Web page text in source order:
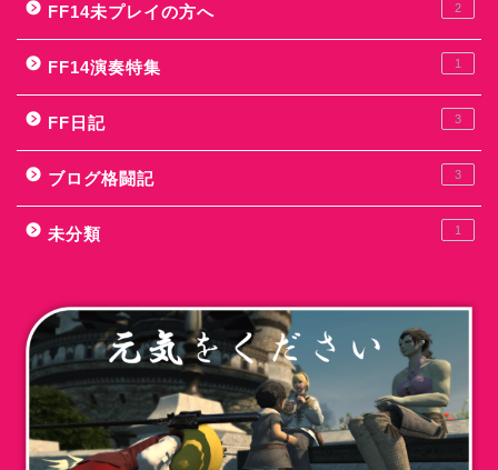
FF14未プレイの方へ 2
FF14演奏特集 1
FF日記 3
ブログ格闘記 3
未分類 1